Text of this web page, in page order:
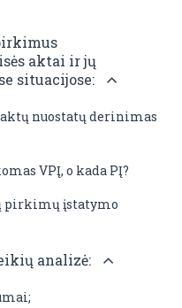
aktai ir jų
situacijose:
nuostatų derinimas
VPĮ, o kada PĮ?
pirkimų įstatymo
analizė: